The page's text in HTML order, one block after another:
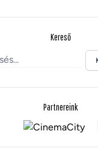
Kereső
Partnereink